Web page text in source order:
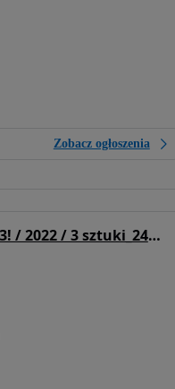
Zobacz ogłoszenia
Gras GS 35.5t / 48 m3! / 2022 / 3 sztuki_248487